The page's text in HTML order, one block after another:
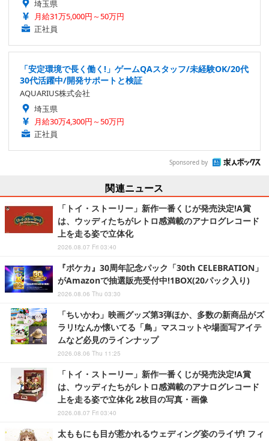
埼玉県
月給31万5,000円～50万円
正社員
「安定環境で長く働く!」ゲームQAスタッフ/未経験OK/20代
30代活躍中/開発サポートと検証
AQUARIUS株式会社
埼玉県
月給30万4,300円～50万円
正社員
Sponsored by
関連ニュース
「トイ・ストーリー」新作一番くじが発売決定!A賞
は、ウッディたちがレトロ感満載のアナログレコード
上を走る姿で立体化
2026.08.07 Fri 03:40
『ポケカ』30周年記念パック「30th CELEBRATION」
がAmazonで抽選販売受付中!1BOX(20パック入り)
2026.08.06 Thu 03:30
「ちいかわ」映画グッズ第3弾ほか、多数の新商品がズ
ラリ!なんか懐いてる「鳥」マスコットや場面写アイテ
ムなど必見のラインナップ
2026.08.06 Thu 11:25
「トイ・ストーリー」新作一番くじが発売決定!A賞
は、ウッディたちがレトロ感満載のアナログレコード
上を走る姿で立体化 2枚目の写真・画像
2026.08.07 Fri 03:40
太ももにも目が惹かれるウェディング姿のライザ! フィ